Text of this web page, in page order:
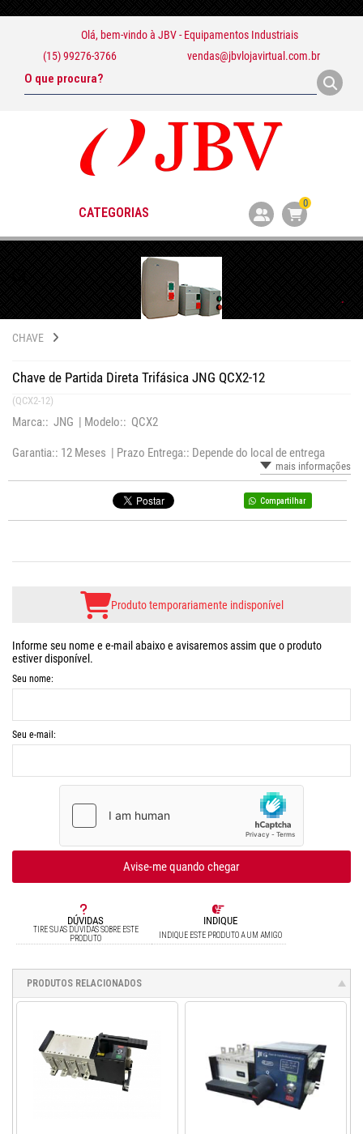
Olá, bem-vindo à JBV - Equipamentos Industriais
(15) 99276-3766
vendas@jbvlojavirtual.com.br
CATEGORIAS
0
CHAVE
Chave de Partida Direta Trifásica JNG QCX2-12
(QCX2-12)
Marca:: JNG | Modelo:: QCX2
Garantia:: 12 Meses | Prazo Entrega:: Depende do local de entrega
mais informações
Compartilhar
DÚVIDAS
TIRE SUAS DÚVIDAS SOBRE ESTE
PRODUTO
INDIQUE
INDIQUE ESTE PRODUTO A UM AMIGO
Produto temporariamente indisponível
Informe seu nome e e-mail abaixo e avisaremos assim que o produto
estiver disponível.
Seu nome:
Seu e-mail:
Avise-me quando chegar
PRODUTOS RELACIONADOS